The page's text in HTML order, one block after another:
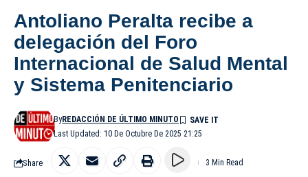
Antoliano Peralta recibe a
delegación del Foro
Internacional de Salud Mental
y Sistema Penitenciario
Last Updated: 10 De Octubre De 2025 21:25
ByREDACCIÓN DE ÚLTIMO MINUTO
Share 3 Min Read